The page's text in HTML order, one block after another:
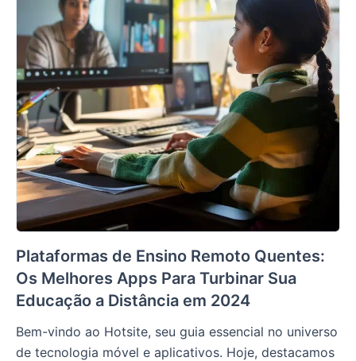
Plataformas de Ensino Remoto Quentes:
Os Melhores Apps Para Turbinar Sua
Educação a Distância em 2024
Bem-vindo ao Hotsite, seu guia essencial no universo
de tecnologia móvel e aplicativos. Hoje, destacamos